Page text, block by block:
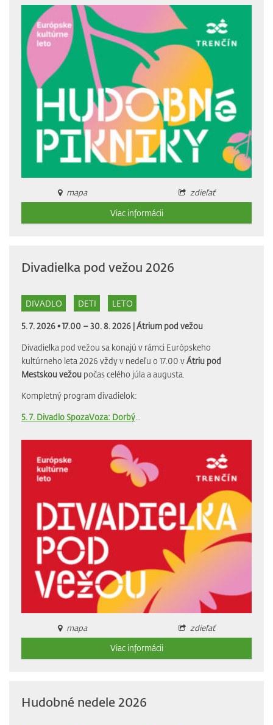
mapa
zdieľať
Viac informácii
Divadielka pod vežou 2026
DIVADLO DETI LETO
5. 7. 2026 • 17.00 – 30. 8. 2026 |Átrium pod vežou
Divadielka pod vežou sa konajú v rámci Európskeho
kultúrneho leta 2026 vždy v nedeľu o 17.00 vÁtriu pod
Mestskou vežou počas celého júla a augusta.
Kompletný program divadielok:
5. 7. Divadlo SpozaVoza: Dorbý
mapa
zdieľať
Viac informácii
Hudobné nedele 2026